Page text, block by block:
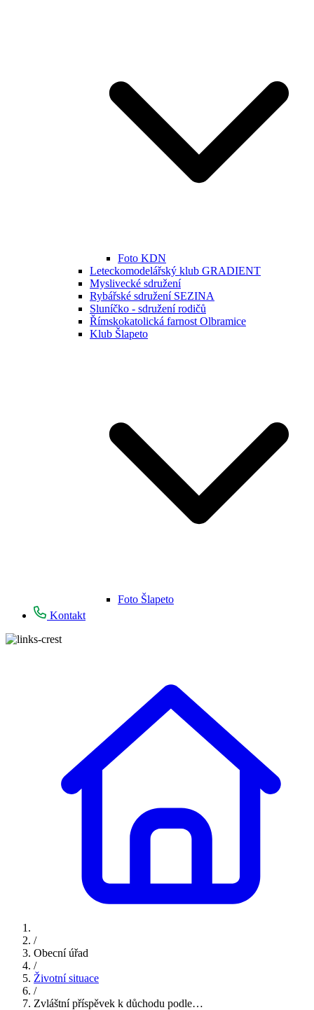
Foto KDN
Leteckomodelářský klub GRADIENT
Myslivecké sdružení
Rybářské sdružení SEZINA
Sluníčko - sdružení rodičů
Římskokatolická farnost Olbramice
Klub Šlapeto
Foto Šlapeto
Kontakt
/
Obecní úřad
/
Životní situace
/
Zvláštní příspěvek k důchodu podle…